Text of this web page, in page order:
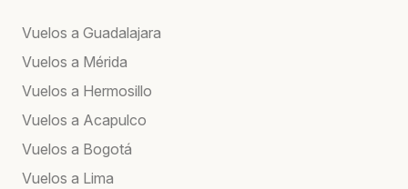
Vuelos a Guadalajara
Vuelos a Mérida
Vuelos a Hermosillo
Vuelos a Acapulco
Vuelos a Bogotá
Vuelos a Lima